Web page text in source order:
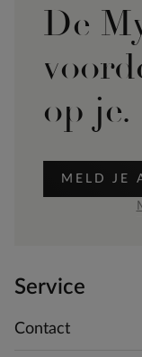
De
op je.
MELD JE
Service
Contact